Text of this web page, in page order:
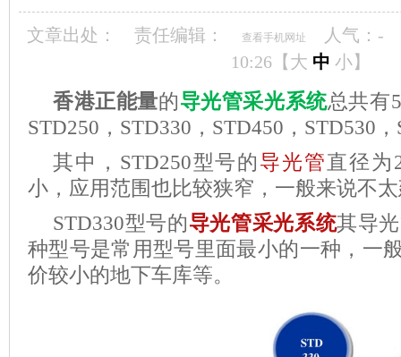
文章出处： 责任编辑： 查看手机网址 人气： -
10:26【 大 中 小】
香港正能量的导光管采光系统总共有5
STD250 ， STD330 ， STD450 ， STD530 ，
其中， STD250型号的导光管直径为
小，应用范围也比较狭窄，一般来说不
STD330型号的导光管采光系统其导
种型号是常用型号里面最小的一种，一
价较小的地下车库等。